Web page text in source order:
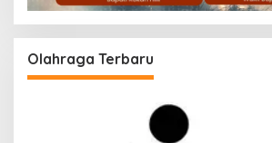
Olahraga Terbaru